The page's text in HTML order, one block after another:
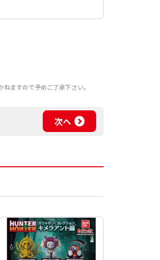
ますので予めご了承下さい。
次へ